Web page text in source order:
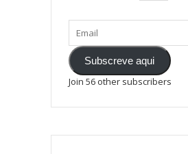
Subscreve aqui
Join 56 other subscribers